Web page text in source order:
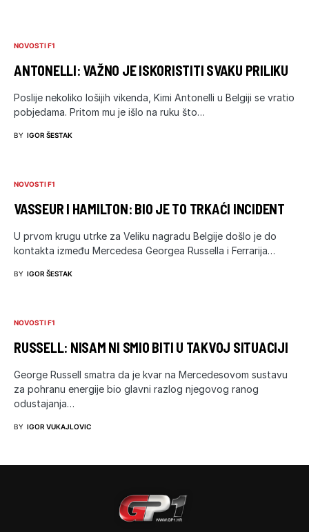
NOVOSTI F1
ANTONELLI: VAŽNO JE ISKORISTITI SVAKU PRILIKU
Poslije nekoliko lošijih vikenda, Kimi Antonelli u Belgiji se vratio
pobjedama. Pritom mu je išlo na ruku što…
BY IGOR ŠESTAK
NOVOSTI F1
VASSEUR I HAMILTON: BIO JE TO TRKAĆI INCIDENT
U prvom krugu utrke za Veliku nagradu Belgije došlo je do
kontakta između Mercedesa Georgea Russella i Ferrarija…
BY IGOR ŠESTAK
NOVOSTI F1
RUSSELL: NISAM NI SMIO BITI U TAKVOJ SITUACIJI
George Russell smatra da je kvar na Mercedesovom sustavu
za pohranu energije bio glavni razlog njegovog ranog
odustajanja…
BY IGOR VUKAJLOVIC